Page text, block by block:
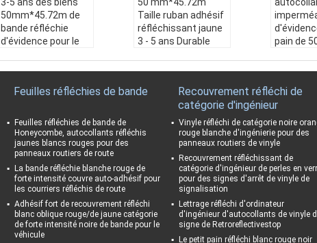
50mm*45.72m de
bande réfléchie
d'évidence pour le
ques, bateaux, etc.
mpéries: - Oui, oui.
Couleur:blanc, jaun
e, rouge
Impression:Logo p
ersonnalisé
Taille ruban adhésif
réfléchissant jaune
3 - 5 ans Durable
ersonnalisé
Application du proj
Véhicules, remor
ques, bateaux, etc.
50mm*45.72
m / Peut faire com
me vous le souhaite
z
pain de
m / Peut
me vous
z
Couleur:
e, rouge,
uge
Résistant
Feuilles réfléchies de bande
Feuilles réfléchies de bande de
Honeycombe, autocollants réfléchis
jaunes blancs rouges pour des
panneaux routiers de route
La bande réfléchie blanche rouge de
forte intensité couvre auto-adhésif pour
les courriers réfléchis de route
Adhésif fort de recouvrement réfléchi
blanc oblique rouge/de jaune catégorie
de forte intensité noire de bande pour le
véhicule
Recouvrement réfléchi de
catégorie d'ingénieur
Vinyle réfléchi de catégorie noire
rouge blanche d'ingénierie pour des
panneaux routiers de vinyle
Recouvrement réfléchissant de
catégorie d'ingénieur de perles en
pour des signes d'arrêt de vinyle de
signalisation
Lettrage réfléchi d'ordinateur
d'ingénieur d'autocollants de vinyle
signe de Retroreflectivestop
Le petit pain réfléchi blanc rouge noir